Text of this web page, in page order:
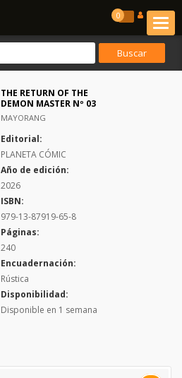
0
THE RETURN OF THE
DEMON MASTER Nº 03
MAYORANG
Editorial:
PLANETA CÓMIC
Año de edición:
2026
ISBN:
979-13-87919-65-8
Páginas:
240
Encuadernación:
Rústica
Disponibilidad:
Disponible en 1 semana